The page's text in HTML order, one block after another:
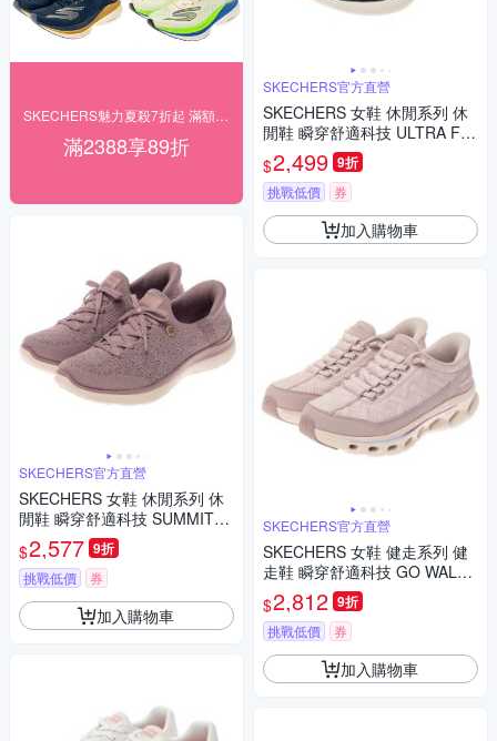
滿2388享89折
SKECHERS官方直營
SKECHERS 女鞋 休閒系列 休
閒鞋 瞬穿舒適科技 SUMMITS -
MARTHA STEWART - 150285
DKMV
$2,577 9折
挑戰低價 券
加入購物車
SKECHERS官方直營
SKECHERS 女鞋 休閒系列 休
閒鞋 瞬穿舒適科技 ULTRA FL
EX 4.0 寬楦款 - 150801WBLK
$2,499 9折
挑戰低價 券
加入購物車
SKECHERS官方直營
SKECHERS 女鞋 健走系列 健
走鞋 瞬穿舒適科技 GO WALK
GLIDE-STEP 2.0 - COZY FIT -
125156WLTMV
$2,812 9折
挑戰低價 券
加入購物車